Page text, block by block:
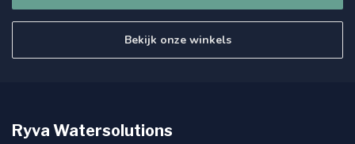
Bekijk onze winkels
Ryva Watersolutions